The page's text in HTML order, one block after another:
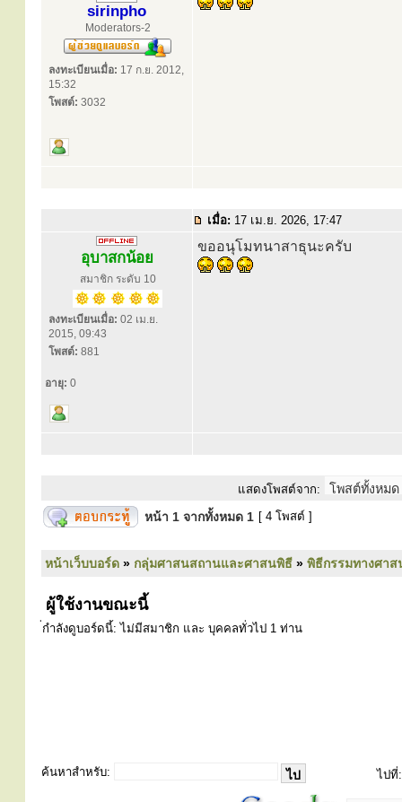
sirinpho
Moderators-2
ลงทะเบียนเมื่อ: 17 ก.ย. 2012,
15:32
โพสต์: 3032
เมื่อ: 17 เม.ย. 2026, 17:47
อุบาสกน้อย
สมาชิก ระดับ 10
ลงทะเบียนเมื่อ: 02 เม.ย.
2015, 09:43
โพสต์: 881
อายุ: 0
ขออนุโมทนาสาธุนะครับ
แสดงโพสต์จาก:
หน้า 1 จากทั้งหมด 1 [ 4 โพสต์ ]
หน้าเว็บบอร์ด » กลุ่มศาสนสถานและศาสนพิธี » พิธีกรรมทางศา
ผู้ใช้งานขณะนี้
่กำลังดูบอร์ดนี้: ไม่มีสมาชิก และ บุคคลทั่วไป 1 ท่าน
ค้นหาสำหรับ: ไปที่: